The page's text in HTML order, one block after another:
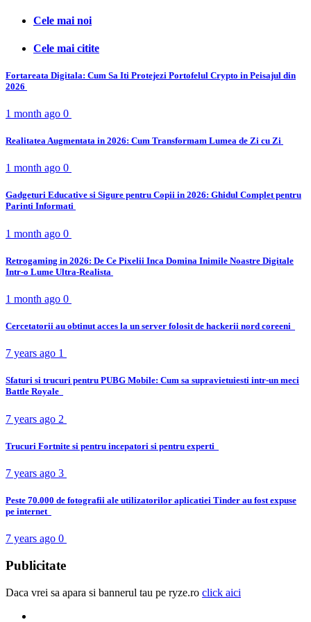
Cele mai noi
Cele mai citite
Fortareata Digitala: Cum Sa Iti Protejezi Portofelul Crypto in Peisajul din
2026
1 month ago 0
Realitatea Augmentata in 2026: Cum Transformam Lumea de Zi cu Zi
1 month ago 0
Gadgeturi Educative si Sigure pentru Copii in 2026: Ghidul Complet pentru
Parinti Informati
1 month ago 0
Retrogaming in 2026: De Ce Pixelii Inca Domina Inimile Noastre Digitale
Intr-o Lume Ultra-Realista
1 month ago 0
Cercetatorii au obtinut acces la un server folosit de hackerii nord coreeni
7 years ago 1
Sfaturi si trucuri pentru PUBG Mobile: Cum sa supravietuiesti intr-un meci
Battle Royale
7 years ago 2
Trucuri Fortnite si pentru incepatori si pentru experti
7 years ago 3
Peste 70.000 de fotografii ale utilizatorilor aplicatiei Tinder au fost expuse
pe internet
7 years ago 0
Publicitate
Daca vrei sa apara si bannerul tau pe ryze.ro click aici